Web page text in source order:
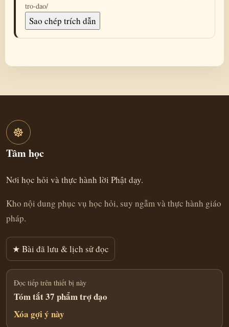
tro-dao/
Sao chép trích dẫn
☸
Tâm học
Nơi học hỏi và thực hành lời Phật dạy.
Kho nội dung phục vụ học hỏi, suy ngẫm và thực hành giáo
pháp.
★ Bài đã lưu & lịch sử đọc
Đọc tiếp trên thiết bị này
Tóm tắt 37 phẩm trợ đạo
Xóa gợi ý này